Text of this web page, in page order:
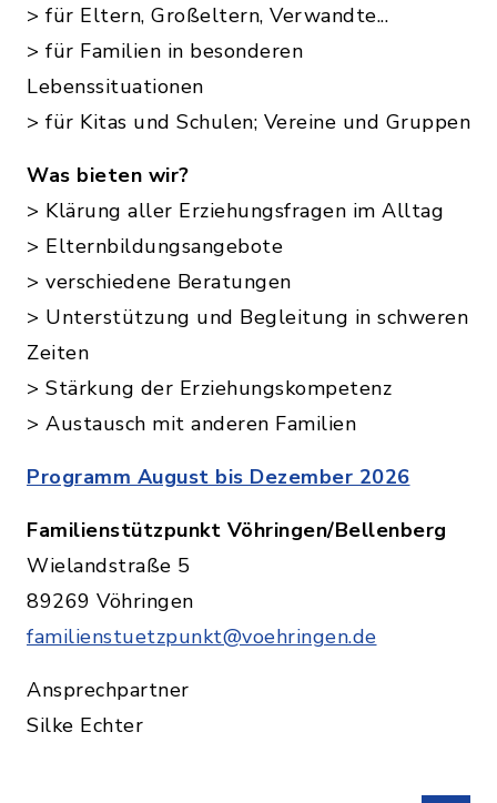
> für Eltern, Großeltern, Verwandte...
> für Familien in besonderen
Lebenssituationen
> für Kitas und Schulen; Vereine und Gruppen
Was bieten wir?
> Klärung aller Erziehungsfragen im Alltag
> Elternbildungsangebote
> verschiedene Beratungen
> Unterstützung und Begleitung in schweren
Zeiten
> Stärkung der Erziehungskompetenz
> Austausch mit anderen Familien
Programm August bis Dezember 2026
Familienstützpunkt Vöhringen/Bellenberg
Wielandstraße 5
89269 Vöhringen
familienstuetzpunkt@voehringen.de
Ansprechpartner
Silke Echter